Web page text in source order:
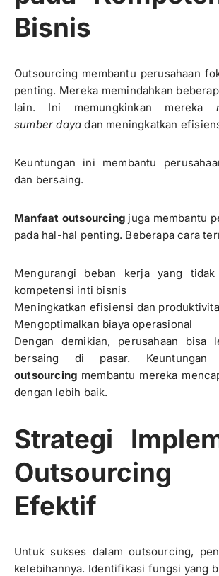
Bisnis
Outsourcing membantu perusahaan
penting. Mereka memindahkan
lain. Ini memungkinkan mereka
sumber daya dan meningkatkan
Keuntungan ini membantu
dan bersaing.
Manfaat outsourcing juga membantu
pada hal-hal penting. Beberapa cara
Mengurangi beban kerja yang
kompetensi inti bisnis
Meningkatkan efisiensi dan
Mengoptimalkan biaya operasional
Dengan demikian, perusahaan bisa
bersaing di pasar.
outsourcing membantu mereka
dengan lebih baik.
Strategi
Efektif
Untuk sukses dalam outsourcing,
kelebihannya. Identifikasi fungsi yang